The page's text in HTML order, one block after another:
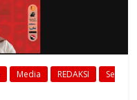
Media REDAKSI
Se